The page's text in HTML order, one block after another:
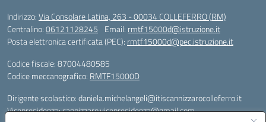
Indirizzo:Via Consolare Latina, 263 - 00034 COLLEFERRO (RM)
Centralino:06121128245 Email: rmtf15000d@istruzione.it
Posta elettronica certificata (PEC): rmtf15000d@pec.istruzione.it
Codice fiscale: 87004480585
Codice meccanografico: RMTF15000D
Dirigente scolastico: daniela.michelangeli@itiscannizzarocolleferro.it
Vicepresidenza: cannizzaro.vicepresidenza@gmail.com